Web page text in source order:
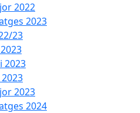
2022
2023
23
2023
2023
2024